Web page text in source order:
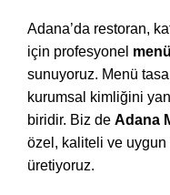
Adana’da restoran,
için profesyonel
sunuyoruz. Menü
kurumsal kimliğini
biridir. Biz de Adana
özel, kaliteli ve uygun
üretiyoruz.